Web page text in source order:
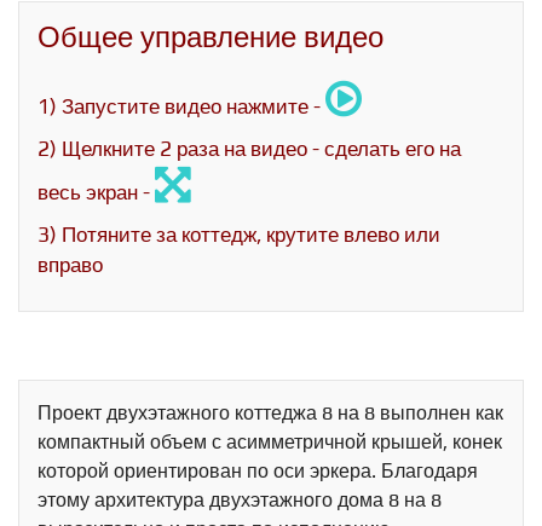
Общее управление видео
1) Запустите видео нажмите -
2) Щелкните 2 раза на видео - сделать его на
весь экран -
3) Потяните за коттедж, крутите влево или
вправо
Проект двухэтажного коттеджа 8 на 8 выполнен как
компактный объем с асимметричной крышей, конек
которой ориентирован по оси эркера. Благодаря
этому архитектура двухэтажного дома 8 на 8